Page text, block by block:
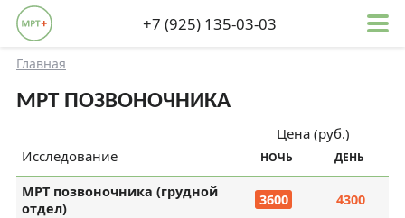
+7 (925) 135-03-03
Главная
МРТ ПОЗВОНОЧНИКА
Исследование
Цена (руб.)
НОЧЬ ДЕНЬ
МРТ позвоночника (грудной
отдел)
3600 4300